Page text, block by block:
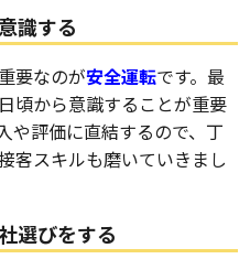
識する
要なのが安全運転です。最
頃から意識することが重要
や評価に直結するので、丁
客スキルも磨いていきまし
選びをする